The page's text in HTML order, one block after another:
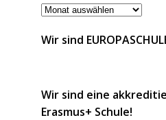
ARCHIVE
Wir sind
Wir sind eine
Erasmus+ Schule!